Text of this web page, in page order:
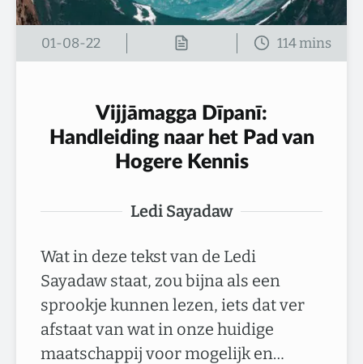
01-08-22
Vijjāmagga Dīpanī:
Handleiding naar het Pad van
Hogere Kennis
Ledi Sayadaw
Wat in deze tekst van de Ledi
Sayadaw staat, zou bijna als een
sprookje kunnen lezen, iets dat ver
afstaat van wat in onze huidige
maatschappij voor mogelijk en…